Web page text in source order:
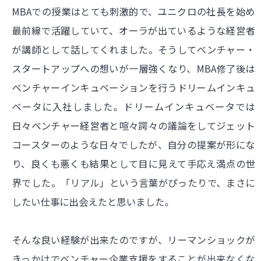
MBAでの授業はとても刺激的で、ユニクロの社長を始め
最前線で活躍していて、オーラが出ているような経営者
が講師として話してくれました。そうしてベンチャー・
スタートアップへの想いが一層強くなり、MBA修了後は
ベンチャーインキュベーションを行うドリームインキュ
ベータに入社しました。ドリームインキュベータでは
日々ベンチャー経営者と喧々諤々の議論をしてジェット
コースターのような日々でしたが、自分の提案が形にな
り、良くも悪くも結果として目に見えて手応え満点の世
界でした。「リアル」という言葉がぴったりで、まさに
したい仕事に出会えたと思いました。
そんな良い経験が出来たのですが、リーマンショックが